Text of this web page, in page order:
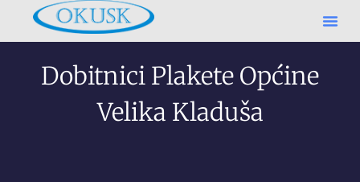
Dobitnici Plakete Općine
Velika Kladuša